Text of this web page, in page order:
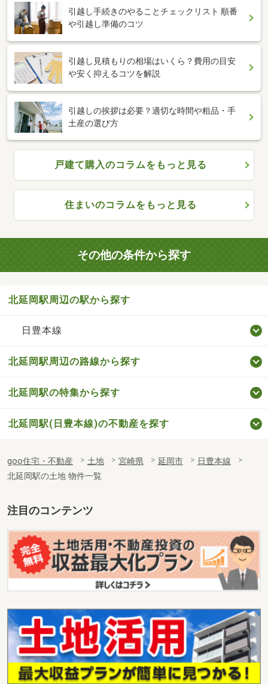
引越し手続きのやることチェックリスト 順番
や引越し準備のコツ
引越し見積もりの相場はいくら？費用の目安
や安く抑えるコツを解説
引越しの挨拶は必要？適切な時間や粗品・手
土産の選び方
戸建て購入のコラムをもっと見る
住まいのコラムをもっと見る
その他の条件から探す
北延岡駅周辺の駅から探す
日豊本線
北延岡駅周辺の路線から探す
北延岡駅の特集から探す
北延岡駅(日豊本線)の不動産を探す
goo住宅・不動産 土地 宮崎県 延岡市
日豊本線
北延岡駅の土地 物件一覧
注目のコンテンツ